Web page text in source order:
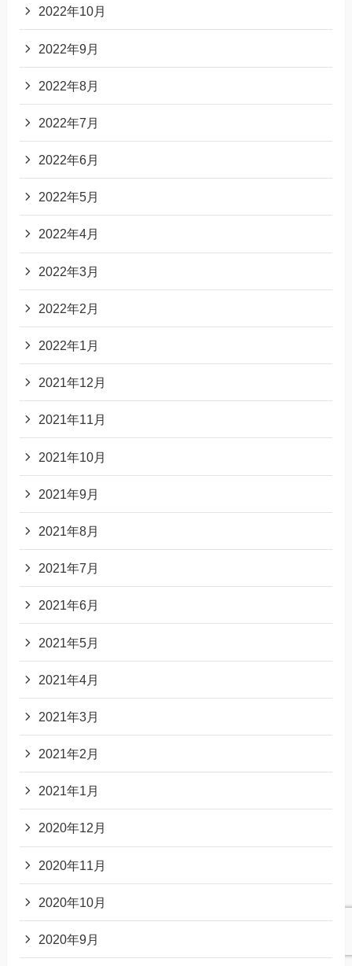
2022年10月
2022年9月
2022年8月
2022年7月
2022年6月
2022年5月
2022年4月
2022年3月
2022年2月
2022年1月
2021年12月
2021年11月
2021年10月
2021年9月
2021年8月
2021年7月
2021年6月
2021年5月
2021年4月
2021年3月
2021年2月
2021年1月
2020年12月
2020年11月
2020年10月
2020年9月